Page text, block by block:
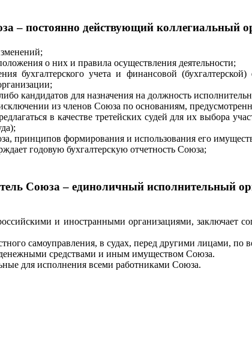
– постоянно действующий коллегиальный
о них и правила осуществления деятельности;
бухгалтерского учета и финансовой
кандидатов для назначения на должность
из членов Союза по основаниям,
в качестве третейских судей для их выбора
принципов формирования и использования его
годовую бухгалтерскую отчетность Союза;
Союза – единоличный исполнительный
и иностранными организациями, заключает
самоуправления, в судах, перед другими лицами,
средствами и иным имуществом Союза.
для исполнения всеми работниками Союза.